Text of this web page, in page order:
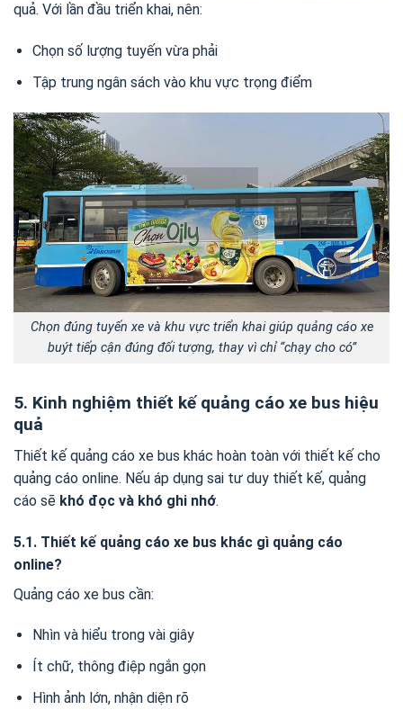
quả. Với lần đầu triển khai, nên:
Chọn số lượng tuyến vừa phải
Tập trung ngân sách vào khu vực trọng điểm
Chọn đúng tuyến xe và khu vực triển khai giúp quảng cáo xe
buýt tiếp cận đúng đối tượng, thay vì chỉ “chạy cho có”
5. Kinh nghiệm thiết kế quảng cáo xe bus hiệu
quả
Thiết kế quảng cáo xe bus khác hoàn toàn với thiết kế cho
quảng cáo online. Nếu áp dụng sai tư duy thiết kế, quảng
cáo sẽ khó đọc và khó ghi nhớ.
5.1. Thiết kế quảng cáo xe bus khác gì quảng cáo
online?
Quảng cáo xe bus cần:
Nhìn và hiểu trong vài giây
Ít chữ, thông điệp ngắn gọn
Hình ảnh lớn, nhận diện rõ